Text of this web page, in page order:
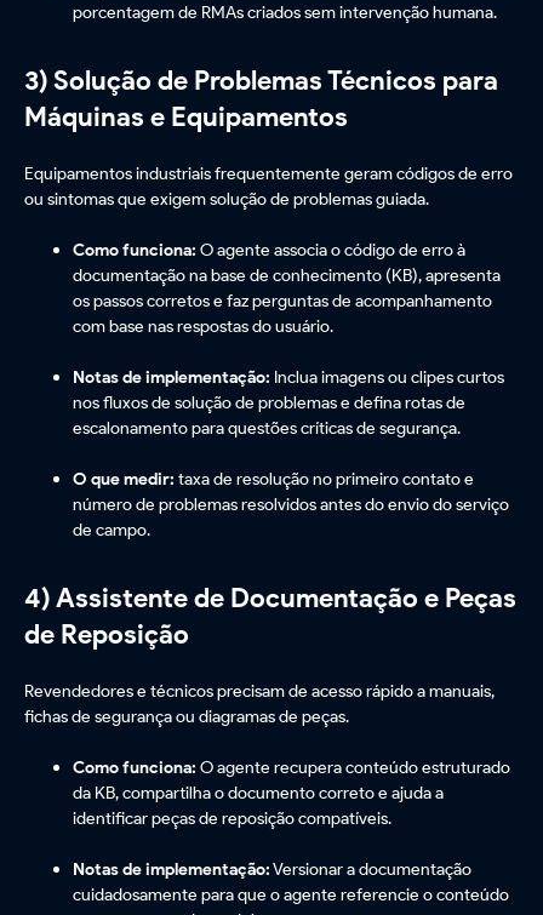
porcentagem de RMAs criados sem intervenção humana.
3) Solução de Problemas Técnicos para
Máquinas e Equipamentos
Equipamentos industriais frequentemente geram códigos de erro
ou sintomas que exigem solução de problemas guiada.
Como funciona: O agente associa o código de erro à
documentação na base de conhecimento (KB), apresenta
os passos corretos e faz perguntas de acompanhamento
com base nas respostas do usuário.
Notas de implementação: Inclua imagens ou clipes curtos
nos fluxos de solução de problemas e defina rotas de
escalonamento para questões críticas de segurança.
O que medir: taxa de resolução no primeiro contato e
número de problemas resolvidos antes do envio do serviço
de campo.
4) Assistente de Documentação e Peças
de Reposição
Revendedores e técnicos precisam de acesso rápido a manuais,
fichas de segurança ou diagramas de peças.
Como funciona: O agente recupera conteúdo estruturado
da KB, compartilha o documento correto e ajuda a
identificar peças de reposição compatíveis.
Notas de implementação:Versionar a documentação
cuidadosamente para que o agente referencie o conteúdo